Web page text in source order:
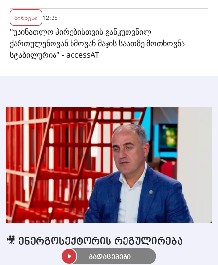
ბიზნესი 12:35
"უსინათლო პირებისთვის განკუთვნილ
ქართულენოვან ხმოვან მაჯის საათზე მოთხოვნა
სტაბილურია" - accessAT
🎥 ენერგოსექტორის რეგულირება
გადაცემები